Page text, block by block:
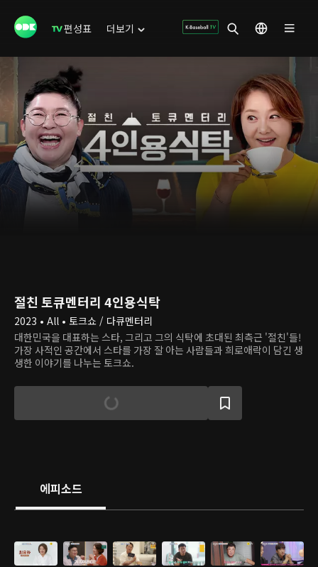
편성표 더보기
절친 토큐멘터리 4인용식탁
2023 • All • 토크쇼 / 다큐멘터리
대한민국을 대표하는 스타, 그리고 그의 식탁에 초대된 최측근 '절친'들!
가장 사적인 공간에서 스타를 가장 잘 아는 사람들과 희로애락이 담긴 생
생한 이야기를 나누는 토크쇼.
에피소드